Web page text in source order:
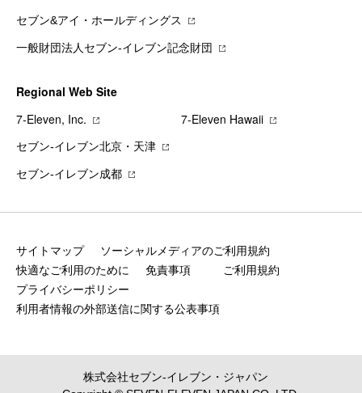
セブン&アイ・ホールディングス
一般財団法人セブン-イレブン記念財団
Regional Web Site
7‐Eleven, Inc.
7‐Eleven Hawaii
セブン‐イレブン北京・天津
セブン‐イレブン成都
サイトマップ
ソーシャルメディアのご利用規約
快適なご利用のために
免責事項
ご利用規約
プライバシーポリシー
利用者情報の外部送信に関する公表事項
株式会社セブン‐イレブン・ジャパン